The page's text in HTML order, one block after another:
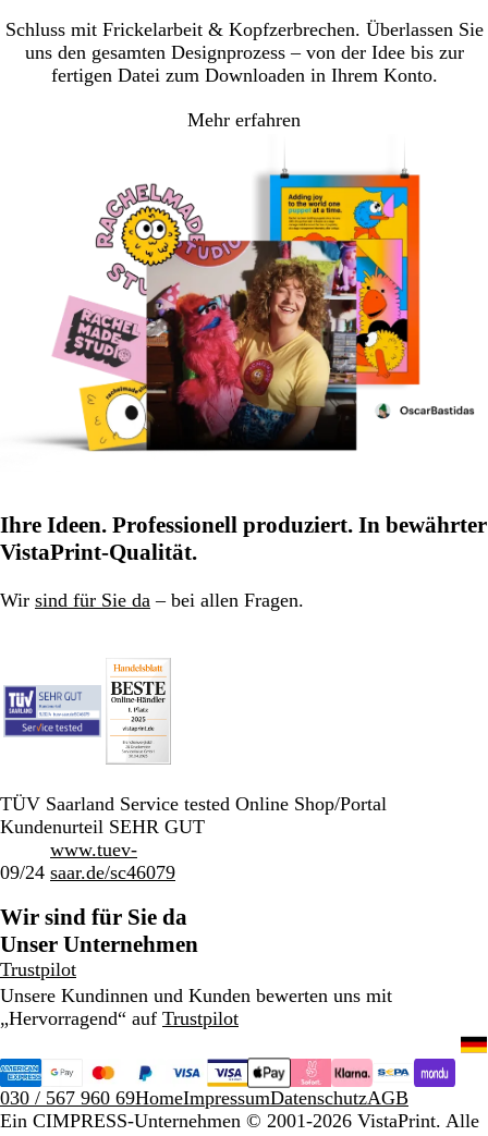
Schluss mit Frickelarbeit & Kopfzerbrechen. Überlassen Sie
uns den gesamten Designprozess – von der Idee bis zur
fertigen Datei zum Downloaden in Ihrem Konto.
Mehr erfahren
Ihre Ideen. Professionell produziert. In bewährter
VistaPrint-Qualität.
Wir sind für Sie da – bei allen Fragen.
TÜV Saarland Service tested Online Shop/Portal
Kundenurteil SEHR GUT
09/24
www.tuev-
saar.de/sc46079
Wir sind für Sie da
Unser Unternehmen
Trustpilot
Unsere Kundinnen und Kunden bewerten uns mit
„Hervorragend“ auf Trustpilot
030 / 567 960 69HomeImpressumDatenschutzAGB
Ein CIMPRESS-Unternehmen © 2001-2026 VistaPrint. Alle